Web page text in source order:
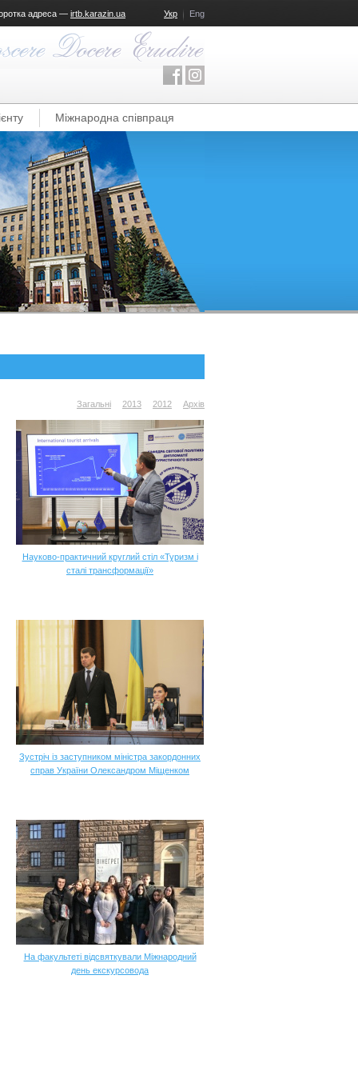
Укр Eng
адреса — irtb.karazin.ua
Міжнародна співпраця
Загальні 2013 2012 Архів
Науково-практичний круглий стіл «Туризм і
сталі трансформації»
Зустріч із заступником міністра закордонних
справ України Олександром Міщенком
На факультеті відсвяткували Міжнародний
день екскурсовода